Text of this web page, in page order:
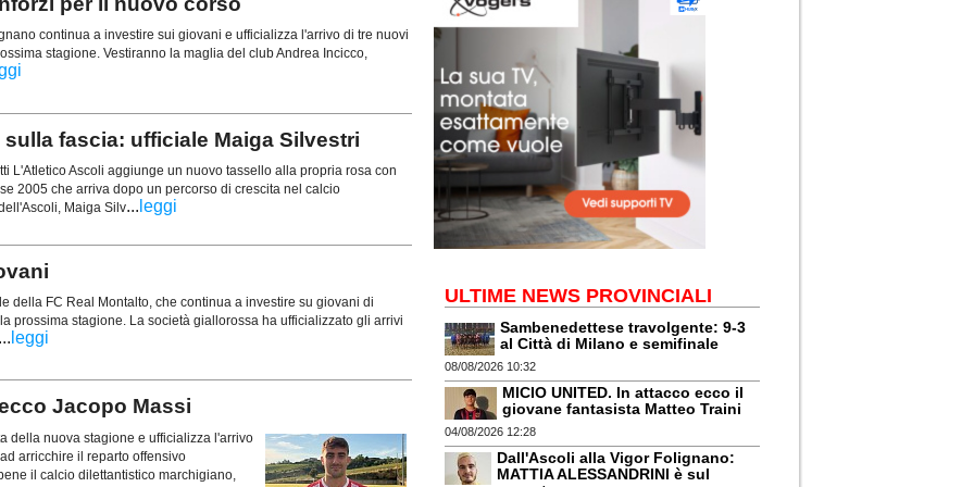
continua a investire sui giovani e ufficializza l'arrivo di tre nuovi
stagione. Vestiranno la maglia del club Andrea Incicco,
sulla fascia: ufficiale Maiga Silvestri
L'Atletico Ascoli aggiunge un nuovo tassello alla propria rosa con
2005 che arriva dopo un percorso di crescita nel calcio
Maiga Silv... leggi
della FC Real Montalto, che continua a investire su giovani di
prossima stagione. La società giallorossa ha ufficializzato gli arrivi
leggi
Jacopo Massi
della nuova stagione e ufficializza l'arrivo
arricchire il reparto offensivo
il calcio dilettantistico marchigiano,
ULTIME NEWS PROVINCIALI
Sambenedettese travolgente: 9-3
al Città di Milano e semifinale
08/08/2026 10:32
MICIO UNITED. In attacco ecco il
giovane fantasista Matteo Traini
04/08/2026 12:28
Dall'Ascoli alla Vigor Folignano:
MATTIA ALESSANDRINI è sul